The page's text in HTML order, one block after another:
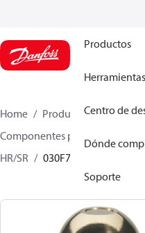
Productos
Herramientas
Centro de
Dónde
Soporte
Home Productos
Climate
Componentes para quemador
HR/SR
030F7862